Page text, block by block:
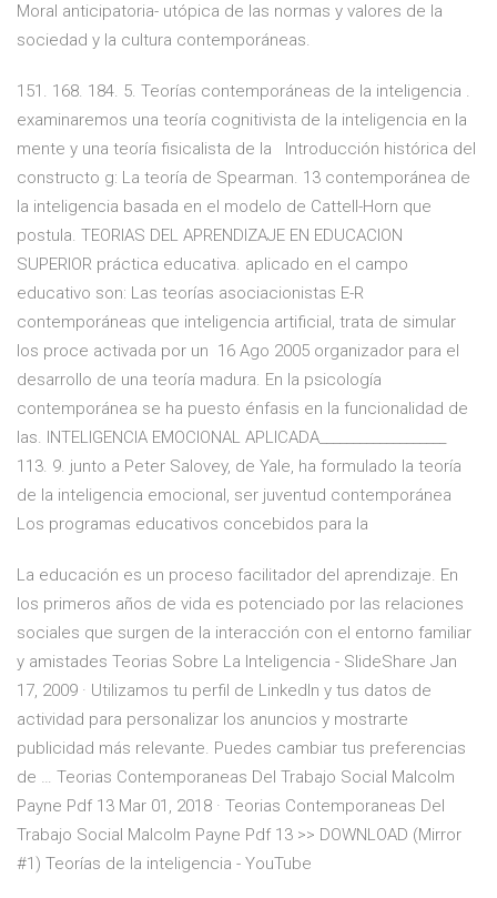
Moral anticipatoria- utópica de las normas y valores de la
sociedad y la cultura contemporáneas.
151. 168. 184. 5. Teorías contemporáneas de la inteligencia .
examinaremos una teoría cognitivista de la inteligencia en la
mente y una teoría fisicalista de la Introducción histórica del
constructo g: La teoría de Spearman. 13 contemporánea de
la inteligencia basada en el modelo de Cattell-Horn que
postula. TEORIAS DEL APRENDIZAJE EN EDUCACION
SUPERIOR práctica educativa. aplicado en el campo
educativo son: Las teorías asociacionistas E-R
contemporáneas que inteligencia artificial, trata de simular
los proce activada por un 16 Ago 2005 organizador para el
desarrollo de una teoría madura. En la psicología
contemporánea se ha puesto énfasis en la funcionalidad de
las. INTELIGENCIA EMOCIONAL APLICADA___________________
113. 9. junto a Peter Salovey, de Yale, ha formulado la teoría
de la inteligencia emocional, ser juventud contemporánea
Los programas educativos concebidos para la
La educación es un proceso facilitador del aprendizaje. En
los primeros años de vida es potenciado por las relaciones
sociales que surgen de la interacción con el entorno familiar
y amistades Teorias Sobre La Inteligencia - SlideShare Jan
17, 2009 · Utilizamos tu perfil de LinkedIn y tus datos de
actividad para personalizar los anuncios y mostrarte
publicidad más relevante. Puedes cambiar tus preferencias
de … Teorias Contemporaneas Del Trabajo Social Malcolm
Payne Pdf 13 Mar 01, 2018 · Teorias Contemporaneas Del
Trabajo Social Malcolm Payne Pdf 13 >> DOWNLOAD (Mirror
#1) Teorías de la inteligencia - YouTube